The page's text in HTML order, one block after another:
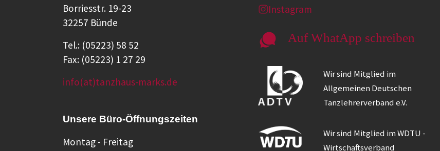
Borriesstr. 19-23
32257 Bünde
Tel.: (05223) 58 52
Fax: (05223) 1 27 29
info(at)tanzhaus-marks.de
Unsere Büro-Öffnungszeiten
Montag - Freitag
Instagram
Auf WhatApp schreiben
Wir sind Mitglied im
Allgemeinen Deutschen
Tanzlehrerverband e.V.
Wir sind Mitglied im WDTU -
Wirtschaftsverband